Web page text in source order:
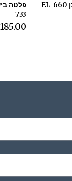
733
185.00